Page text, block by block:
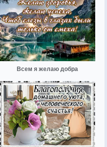
Всем я желаю добра